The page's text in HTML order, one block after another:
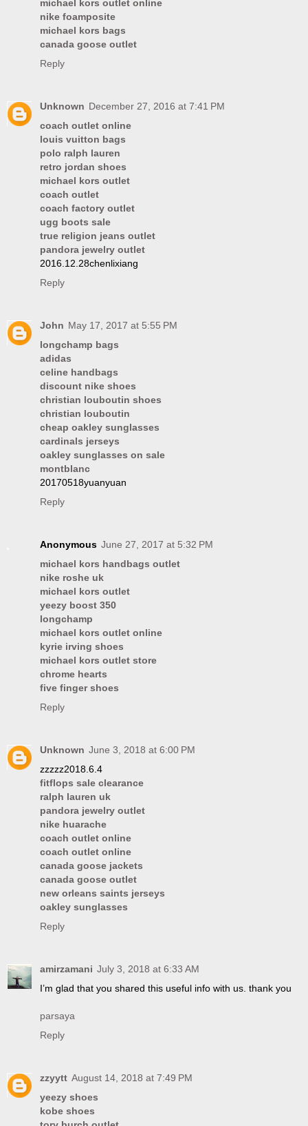
michael kors outlet online
nike foamposite
michael kors bags
canada goose outlet
Reply
Unknown December 27, 2016 at 7:41 PM
coach outlet online
louis vuitton bags
polo ralph lauren
retro jordan shoes
michael kors outlet
coach outlet
coach factory outlet
ugg boots sale
true religion jeans outlet
pandora jewelry outlet
2016.12.28chenlixiang
Reply
John May 17, 2017 at 5:55 PM
longchamp bags
adidas
celine handbags
discount nike shoes
christian louboutin shoes
christian louboutin
cheap oakley sunglasses
cardinals jerseys
oakley sunglasses on sale
montblanc
20170518yuanyuan
Reply
Anonymous June 27, 2017 at 5:32 PM
michael kors handbags outlet
nike roshe uk
michael kors outlet
yeezy boost 350
longchamp
michael kors outlet online
kyrie irving shoes
michael kors outlet store
chrome hearts
five finger shoes
Reply
Unknown June 3, 2018 at 6:00 PM
zzzzz2018.6.4
fitflops sale clearance
ralph lauren uk
pandora jewelry outlet
nike huarache
coach outlet online
coach outlet online
canada goose jackets
canada goose outlet
new orleans saints jerseys
oakley sunglasses
Reply
amirzamani July 3, 2018 at 6:33 AM
I’m glad that you shared this useful info with us. thank you
parsaya
Reply
zzyytt August 14, 2018 at 7:49 PM
yeezy shoes
kobe shoes